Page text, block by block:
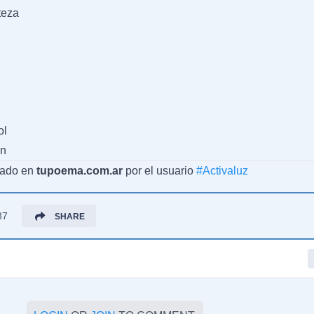
en tupoema.com.ar por el usuario #Activaluz
SHARE